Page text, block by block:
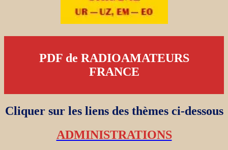
PDF de RADIOAMATEURS
FRANCE
Cliquer sur les liens des thèmes ci-dessous
ADMINISTRATIONS